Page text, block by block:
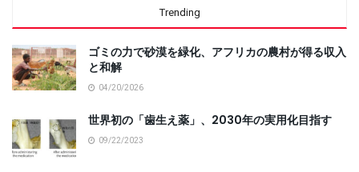
Trending
ゴミの力で砂漠を緑化、アフリカの農村が得る収入
と和解
04/20/2026
世界初の「歯生え薬」、2030年の実用化目指す
09/22/2023